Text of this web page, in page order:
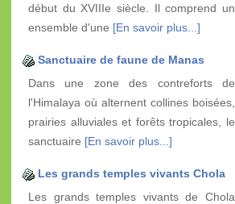
début du XVIIIe siècle. Il comprend un
ensemble d'une [En savoir plus...]
Sanctuaire de faune de Manas
Dans une zone des contreforts de
l'Himalaya où alternent collines boisées,
prairies alluviales et forêts tropicales, le
sanctuaire [En savoir plus...]
Les grands temples vivants Chola
Les grands temples vivants de Chola